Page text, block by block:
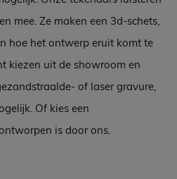
mee. Ze maken een 3d-schets,
hoe het ontwerp eruit komt te
kiezen uit de showroom en
of laser gravure,
Of kies een
is door ons.